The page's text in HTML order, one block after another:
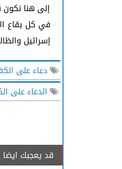
إلى هنا نكون
في كل بقاع
إسرائيل
دعاء على
الدعاء على
قد يعجبك ايضا